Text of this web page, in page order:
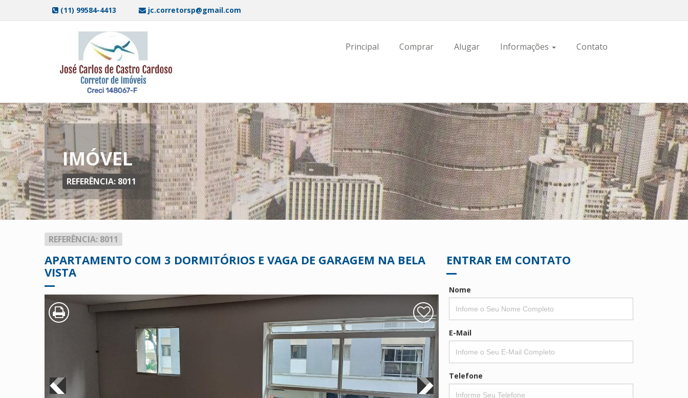
(11) 99584-4413 jc.corretorsp@gmail.com
Principal Comprar Alugar Informações Contato
IMÓVEL
REFERÊNCIA: 8011
REFERÊNCIA: 8011
APARTAMENTO COM 3 DORMITÓRIOS E VAGA DE GARAGEM NA BELA
VISTA
ENTRAR EM CONTATO
Nome
E-Mail
Telefone